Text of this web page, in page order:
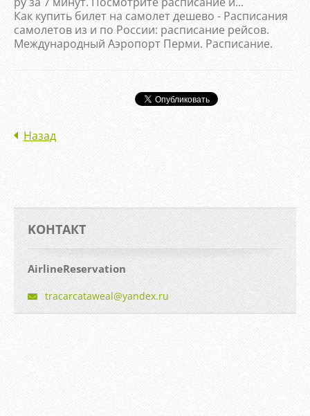
Как купить билет на самолет дешево - Расписания
самолетов из и по России: расписание рейсов.
Международный Аэропорт Перми. Расписание.
Назад
KOНТАКТ
AirlineReservation
tracarcataweal@yandex.ru